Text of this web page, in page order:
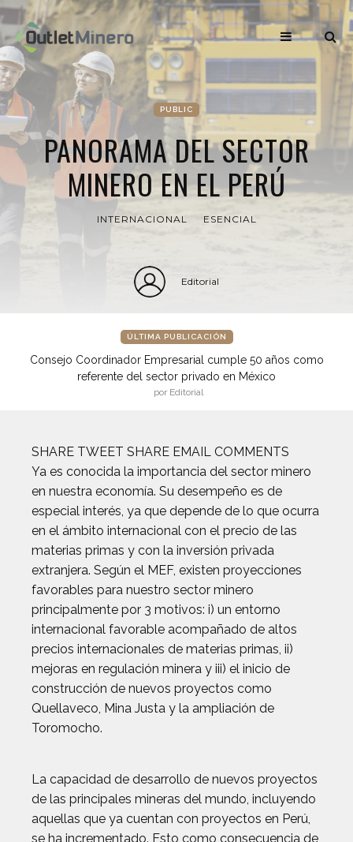
PUBLIC
PANORAMA DEL SECTOR
MINERO EN EL PERÚ
INTERNACIONAL ESENCIAL
Editorial
ÚLTIMA PUBLICACIÓN
Consejo Coordinador Empresarial cumple 50 años como
referente del sector privado en México
por Editorial
SHARE TWEET SHARE EMAIL COMMENTS
Ya es conocida la importancia del sector minero
en nuestra economía. Su desempeño es de
especial interés, ya que depende de lo que ocurra
en el ámbito internacional con el precio de las
materias primas y con la inversión privada
extranjera. Según el MEF, existen proyecciones
favorables para nuestro sector minero
principalmente por 3 motivos: i) un entorno
internacional favorable acompañado de altos
precios internacionales de materias primas, ii)
mejoras en regulación minera y iii) el inicio de
construcción de nuevos proyectos como
Quellaveco, Mina Justa y la ampliación de
Toromocho.
La capacidad de desarrollo de nuevos proyectos
de las principales mineras del mundo, incluyendo
aquellas que ya cuentan con proyectos en Perú,
se ha incrementado. Esto como consecuencia de